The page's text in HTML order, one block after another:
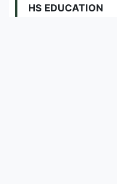
HS EDUCATION